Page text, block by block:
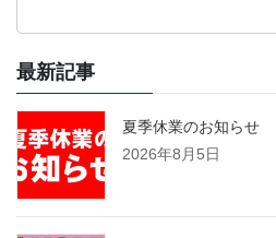
最新記事
夏季休業のお知らせ
2026年8月5日